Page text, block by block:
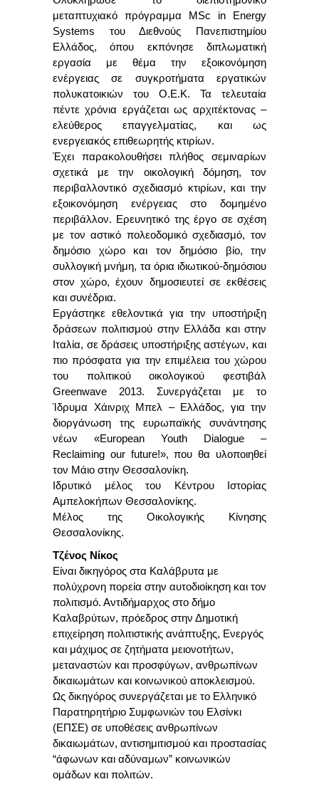
μεταπτυχιακό πρόγραμμα MSc in Energy
Systems του Διεθνούς Πανεπιστημίου
Ελλάδος, όπου εκπόνησε διπλωματική
εργασία με θέμα την εξοικονόμηση
ενέργειας σε συγκροτήματα εργατικών
πολυκατοικιών του Ο.Ε.Κ. Τα τελευταία
πέντε χρόνια εργάζεται ως αρχιτέκτονας –
ελεύθερος επαγγελματίας, και ως
ενεργειακός επιθεωρητής κτιρίων.
Έχει παρακολουθήσει πλήθος σεμιναρίων
σχετικά με την οικολογική δόμηση, τον
περιβαλλοντικό σχεδιασμό κτιρίων, και την
εξοικονόμηση ενέργειας στο δομημένο
περιβάλλον. Ερευνητικό της έργο σε σχέση
με τον αστικό πολεοδομικό σχεδιασμό, τον
δημόσιο χώρο και τον δημόσιο βίο, την
συλλογική μνήμη, τα όρια ιδιωτικού-δημόσιου
στον χώρο, έχουν δημοσιευτεί σε εκθέσεις
και συνέδρια.
Εργάστηκε εθελοντικά για την υποστήριξη
δράσεων πολιτισμού στην Ελλάδα και στην
Ιταλία, σε δράσεις υποστήριξης αστέγων, και
πιο πρόσφατα για την επιμέλεια του χώρου
του πολιτικού οικολογικού φεστιβάλ
Greenwave 2013. Συνεργάζεται με το
Ίδρυμα Χάινριχ Μπελ – Ελλάδος, για την
διοργάνωση της ευρωπαϊκής συνάντησης
νέων «European Youth Dialogue –
Reclaiming our future!», που θα υλοποιηθεί
τον Μάιο στην Θεσσαλονίκη.
Ιδρυτικό μέλος του Κέντρου Ιστορίας
Αμπελοκήπων Θεσσαλονίκης.
Μέλος της Οικολογικής Κίνησης
Θεσσαλονίκης.
Τζένος Νίκος
Είναι δικηγόρος στα Καλάβρυτα με
πολύχρονη πορεία στην αυτοδιοίκηση και τον
πολιτισμό. Αντιδήμαρχος στο δήμο
Καλαβρύτων, πρόεδρος στην Δημοτική
επιχείρηση πολιτιστικής ανάπτυξης, Ενεργός
και μάχιμος σε ζητήματα μειονοτήτων,
μεταναστών και προσφύγων, ανθρωπίνων
δικαιωμάτων και κοινωνικού αποκλεισμού.
Ως δικηγόρος συνεργάζεται με το Ελληνικό
Παρατηρητήριο Συμφωνιών του Ελσίνκι
(ΕΠΣΕ) σε υποθέσεις ανθρωπίνων
δικαιωμάτων, αντισημιτισμού και προστασίας
“άφωνων και αδύναμων” κοινωνικών
ομάδων και πολιτών.